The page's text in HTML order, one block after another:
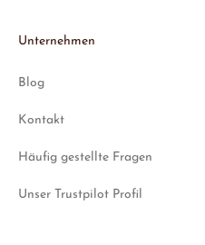
Unternehmen
Blog
Kontakt
Häufig gestellte Fragen
Unser Trustpilot Profil